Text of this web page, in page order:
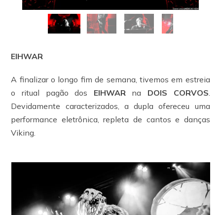
EIHWAR
A finalizar o longo fim de semana, tivemos em estreia
o ritual pagão dos EIHWARna DOIS CORVOS.
Devidamente caracterizados, a dupla ofereceu uma
performance eletrônica, repleta de cantos e danças
Viking.